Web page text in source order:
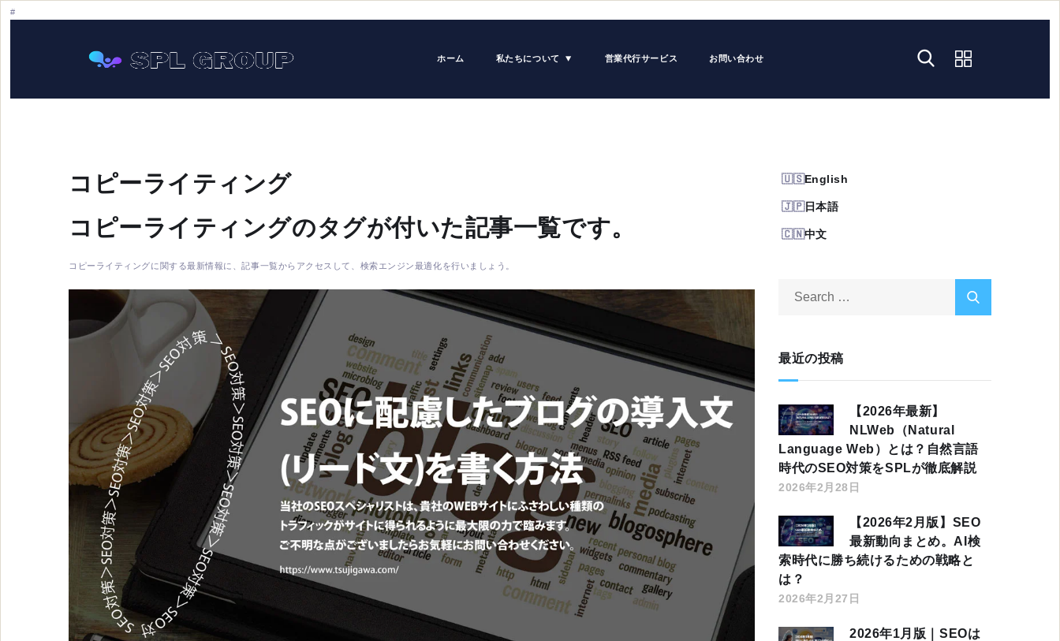
ホーム 私たちについて 営業代行サービス お問い合わせ
コピーライティング
コピーライティングのタグが付いた記事一覧です。
コピーライティングに関する最新情報に、記事一覧からアクセスして、検索エンジン最適化を行いましょう。
English
日本語
中文
最近の投稿
【2026年最新】
NLWeb（Natural
Language Web）とは？自然言語
時代のSEO対策をSPLが徹底解説
2026年2月28日
【2026年2月版】SEO
最新動向まとめ。AI検
索時代に勝ち続けるための戦略と
は？
2026年2月27日
2026年1月版｜SEOは